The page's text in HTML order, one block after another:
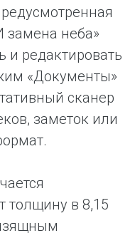
замена неба»
и редактировать
«Документы»
сканер
заметок или
толщину в 8,15